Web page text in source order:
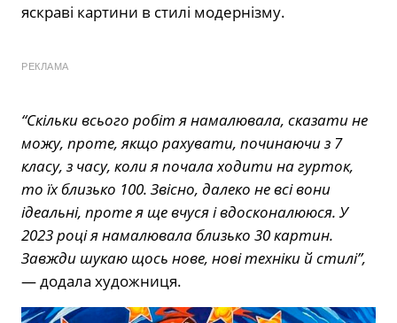
яскраві картини в стилі модернізму.
РЕКЛАМА
“Скільки всього робіт я намалювала, сказати не
можу, проте, якщо рахувати, починаючи з 7
класу, з часу, коли я почала ходити на гурток,
то їх близько 100. Звісно, далеко не всі вони
ідеальні, проте я ще вчуся і вдосконалююся. У
2023 році я намалювала близько 30 картин.
Завжди шукаю щось нове, нові техніки й стилі”,
— додала художниця.